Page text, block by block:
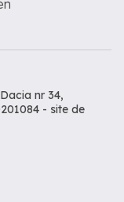
nr 34,
- site de